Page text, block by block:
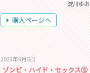
淀川ゆお
購入ページへ
2023年9月5日
ゾンビ・ハイド・セックス⑤